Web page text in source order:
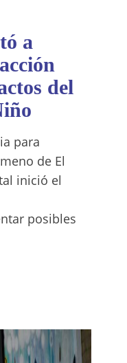
a
del
para
de El
inició el
posibles